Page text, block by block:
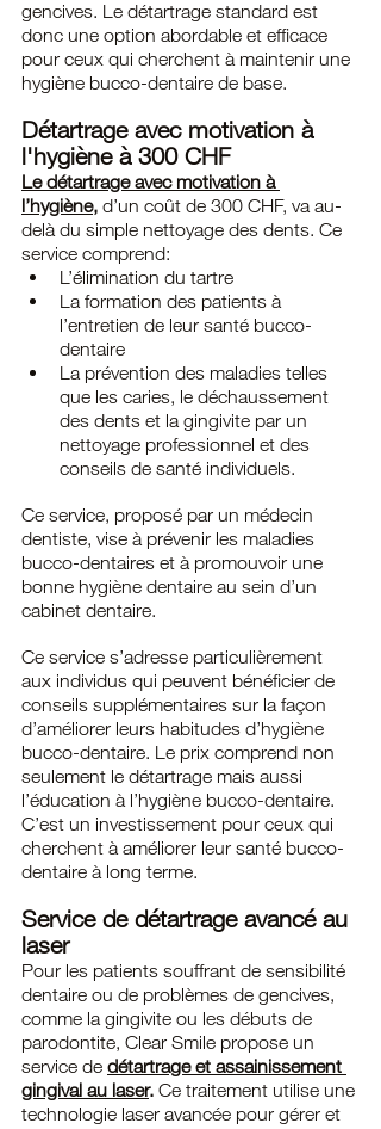
gencives. Le détartrage standard est
donc une option abordable et efficace
pour ceux qui cherchent à maintenir une
hygiène bucco-dentaire de base.
Détartrage avec motivation à
l'hygiène à 300 CHF
Le détartrage avec motivation à
l’hygiène, d’un coût de 300 CHF, va au-
delà du simple nettoyage des dents. Ce
service comprend:
L’élimination du tartre
La formation des patients à
l’entretien de leur santé bucco-
dentaire
La prévention des maladies telles
que les caries, le déchaussement
des dents et la gingivite par un
nettoyage professionnel et des
conseils de santé individuels.
Ce service, proposé par un médecin
dentiste, vise à prévenir les maladies
bucco-dentaires et à promouvoir une
bonne hygiène dentaire au sein d’un
cabinet dentaire.
Ce service s’adresse particulièrement
aux individus qui peuvent bénéficier de
conseils supplémentaires sur la façon
d’améliorer leurs habitudes d’hygiène
bucco-dentaire. Le prix comprend non
seulement le détartrage mais aussi
l’éducation à l’hygiène bucco-dentaire.
C’est un investissement pour ceux qui
cherchent à améliorer leur santé bucco-
dentaire à long terme.
Service de détartrage avancé au
laser
Pour les patients souffrant de sensibilité
dentaire ou de problèmes de gencives,
comme la gingivite ou les débuts de
parodontite, Clear Smile propose un
service de détartrage et assainissement
gingival au laser. Ce traitement utilise une
technologie laser avancée pour gérer et